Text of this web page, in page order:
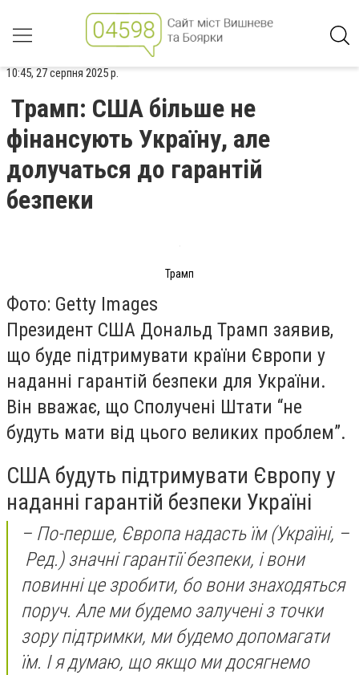
10:45, 27 серпня 2025 р.
Трамп: США більше не
фінансують Україну, але
долучаться до гарантій
безпеки
Трамп
Фото: Getty Images
Президент США Дональд Трамп заявив,
що буде підтримувати країни Європи у
наданні гарантій безпеки для України.
Він вважає, що Сполучені Штати “не
будуть мати від цього великих проблем”.
США будуть підтримувати Європу у
наданні гарантій безпеки Україні
– По-перше, Європа надасть їм (Україні, –
Ред.) значні гарантії безпеки, і вони
повинні це зробити, бо вони знаходяться
поруч. Але ми будемо залучені з точки
зору підтримки, ми будемо допомагати
їм. І я думаю, що якщо ми досягнемо